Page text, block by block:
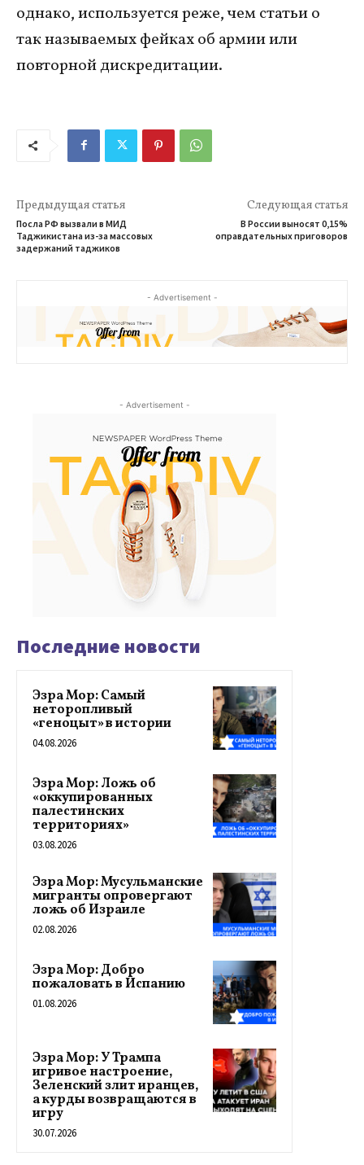
однако, используется реже, чем статьи о
так называемых фейках об армии или
повторной дискредитации.
Предыдущая статья
Посла РФ вызвали в МИД
Таджикистана из-за массовых
задержаний таджиков
Следующая статья
В России выносят 0,15%
оправдательных приговоров
- Advertisement -
- Advertisement -
Последние новости
Эзра Мор: Самый
неторопливый
«геноцыт» в истории
04.08.2026
Эзра Мор: Ложь об
«оккупированных
палестинских
территориях»
03.08.2026
Эзра Мор: Мусульманские
мигранты опровергают
ложь об Израиле
02.08.2026
Эзра Мор: Добро
пожаловать в Испанию
01.08.2026
Эзра Мор: У Трампа
игривое настроение,
Зеленский злит иранцев,
а курды возвращаются в
игру
30.07.2026